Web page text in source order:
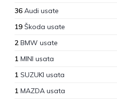
36 Audi usate
19 Škoda usate
2 BMW usate
1 MINI usata
1 SUZUKI usata
1 MAZDA usata